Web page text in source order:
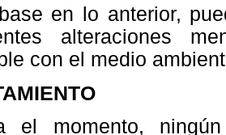
en lo anterior,
alteraciones
con el medio
el momento,